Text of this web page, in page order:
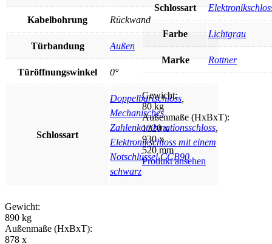
Kabelbohrung Rückwand
Türbandung Außen
Türöffnungswinkel 0°
Schlossart
Doppelbartschloss
Mechanisches
Zahlenkombinationsschloss
Elektronikschloss mit einem
Notschlüssel CCB90
schwarz
Gewicht:
890 kg
Außenmaße (HxBxT):
878 x
Schlossart
Farbe Lichtgrau
Marke Rottner
Gewicht:
80 kg
Außenmaße (HxBxT):
1220 x
930 x
520 mm
Produkt ansehen